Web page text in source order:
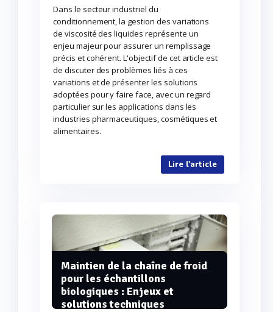
Dans le secteur industriel du
conditionnement, la gestion des variations
de viscosité des liquides représente un
enjeu majeur pour assurer un remplissage
précis et cohérent. L'objectif de cet article est
de discuter des problèmes liés à ces
variations et de présenter les solutions
adoptées pour y faire face, avec un regard
particulier sur les applications dans les
industries pharmaceutiques, cosmétiques et
alimentaires.
Lire l'article
Maintien de la chaîne de froid
pour les échantillons
biologiques : Enjeux et
solutions techniques